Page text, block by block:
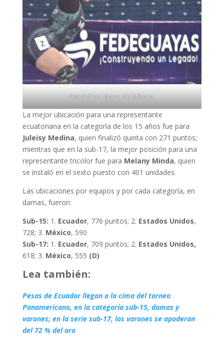
Geraldine López, de México.
La mejor ubicación para una representante
ecuatoriana en la categoría de los 15 años fue para
Juleisy Medina, quien finalizó quinta con 271 puntos;
mientras que en la sub-17, la mejor posición para una
representante tricolor fue para Melany Minda, quien
se instaló en el sexto puesto con 401 unidades.
Las ubicaciones por equipos y por cada categoría, en
damas, fueron:
Sub-15: 1. Ecuador, 776 puntos; 2. Estados Unidos,
728; 3. México, 590
Sub-17: 1. Ecuador, 709 puntos; 2. Estados Unidos,
618; 3. México, 555 (D)
Lea también:
Pesas de Ecuador llegan a la cima del torneo
Panamericano, en la categoría sub-15, damas y
varones; en la serie sub-17, los varones se apoderan
del 72 % del oro